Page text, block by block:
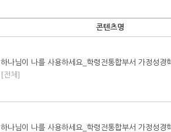
콘텐츠명
하나님이 나를 사용하세요_학령전통합부서 가정성
[전체]
하나님이 나를 사용하세요_학령전통합부서 가정성경